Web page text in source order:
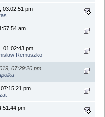
03:02:51 pm
am
01:02:43 pm
Remuszko
07:29:20 pm
pm
pm